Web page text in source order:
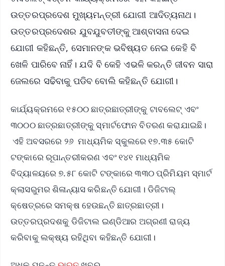
ଉତ୍ତରପ୍ରଦେଶ ମୁଖ୍ୟମନ୍ତ୍ରୀ ଯୋଗୀ ଆଦିତ୍ୟନାଥ।
ଉତ୍ତରପ୍ରଦେଶର ଯୁବଯୁବତୀଙ୍କୁ ଆଶ୍ବାସନା ଦେଇ
ଯୋଗୀ କହିଛନ୍ତି, ସେମାନଙ୍କ ଭବିଷ୍ୟତ ନେଇ କେହି ବି
ଖେଳି ପାରିବେ ନାହିଁ। ଯଦି ବି କେହି ଏଭଳି କରନ୍ତି ଜୀବନ ସାରା
ଜେଲରେ ସଢିବାକୁ ପଡିବ ବୋଲି କହିଛନ୍ତି ଯୋଗୀ।
କାର୍ଯ୍ୟକ୍ରମରେ ୧୫୦୦ ଛାତ୍ରଛାତ୍ରୀଙ୍କୁ ଟାବଲେଟ୍ ଏବଂ
୩୦୦୦ ଛାତ୍ରଛାତ୍ରୀଙ୍କୁ ସ୍ମାର୍ଟଫୋନ ବିତରଣ କରାଯାଇଛି।
ଏହି ଅବସରରେ ୨୬ ମାଧ୍ୟମିକ ସ୍କୁଲରେ ୧୭.୩୫ କୋଟି
ଟଙ୍କାରେ ରୂପାନ୍ତରୀକରଣ ଏବଂ ୧୪୧ ମାଧ୍ୟମିକ
ବିଦ୍ୟାଳୟରେ ୭.୫୮ କୋଟି ଟଙ୍କାରେ ୩୩୦ ପ୍ରିମିୟମ ସ୍ମାର୍ଟ
କ୍ଲାସରୁମର ଶିଳାନ୍ୟାସ କରିଛନ୍ତି ଯୋଗୀ। ଡିଜିଟାଲ୍
କ୍ଷେତ୍ରରେ ସମକ୍ଷ ହେଉଛନ୍ତି ଛାତ୍ରଛାତ୍ରୀ।
ଉତ୍ତରପ୍ରଦଶକୁ ଡିଜିଟାଲ ଇଣ୍ଡିଆର ଅଗ୍ରଣୀ ରାଜ୍ୟ
କରିବାକୁ ଲକ୍ଷ୍ୟ ରହିଥିବା କହିଛନ୍ତି ଯୋଗୀ।